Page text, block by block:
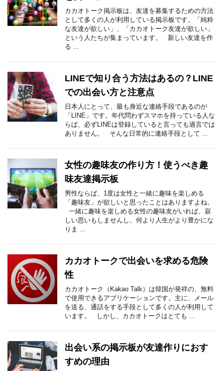
カカオトーク掲示板は、友達を募集するための方法
として多くの人が利用している掲示板です。「純粋
な友達が欲しい」、「カカオトーク友達が欲しい」
という人たちが集まっています。 新しい友達を作
る ...
LINEで知り合う方法はあるの？LINE
での出会い方と注意点
日本人にとって、最も身近な連絡手段であるのが
「LINE」です。年代問わずスマホを持っている人な
らば、必ずLINEは登録していると言っても過言では
ありません。 そんな日常的に連絡手段として ...
女性の趣味友の作り方！使うべき趣
味友達掲示板
男性ならば、1度は女性と一緒に趣味を楽しめる
「趣味友」が欲しいと思ったことはありますよね。
一緒に趣味を楽しめる女性の趣味友がいれば、寂
しい思いもしませんし、何より人生がより豊かにな
りま ...
カカオトークで出会いを求める危険
性
カカオトーク（Kakao Talk）は韓国が発祥の、無料
で使用できるアプリケーションです。主に、メール
を送る、通話をする手段として多くの人が利用して
います。 しかし、カカオトークはとても ...
出会い系の掲示板が友達作りにおす
すめの理由